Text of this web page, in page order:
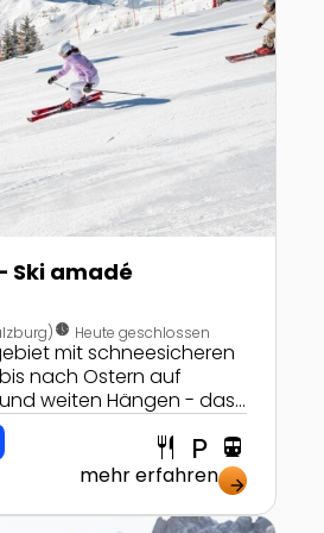
Ski amadé
nest_clock_farsight_analog Heute geschlossen
mit schneesicheren
nach Ostern auf
weiten Hängen - das
der Skischaukel
inmitten von Ski
größtem
restaurant local_parking directions_transit
mehr erfahren arrow_forward
Skiregion Dachstein West